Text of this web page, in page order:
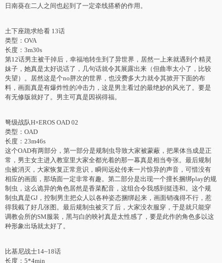
日南葵在二人之间也起到了一定牵线搭桥的作用。
土下座跪求给看 13话
类型：OVA
长度：3m30s
第12话男主被干掉后，幸福地转生到了异世界，居然一上来就遇到个精灵
妹子，她真是太好说话了，几句话就令其展露出来（但曲率太小了，比较
失望）。居然这是个no胖次的世界，也没费多大力就令其掀开下面的布
料，画面真是有爆炸性的冲击力，这是男主看过的最绝妙的风光了。要是
有无修版就好了。男主可真是因祸得福。
弩级战队H×EROS OAD 02
类型：OAD
长度：23m46s
这个OAD有两部分，第一部分是规制虫导致大家被蒙蔽，把果体当成是正
常，男主女主进入教室里大家全都光着的那一幕真是相当夸张。最后规制
虫被消灭，大家恢复正常意识，瞬间远处传来一片惊异的声音，可惜没有
相应的画面，那场面一定非常有趣。第二部分是出现一个擅长捆绑play的规
制虫，这么诡异的角色居然是香菜配音，这组合令我感到挺违和。这个规
制虫真是GJ，控制男主把众人以各种姿态捆绑起来，画面销魂得不行，惹
得我截了好几张图。最后规制虫被灭了后，大家没衣服穿，于是就只能穿
调教会所的SM服装，黑与白的映衬真是太性感了，要是此作的角色多以这
种形象出场就太好了。
比基尼战士14~18话
长度：5*4min